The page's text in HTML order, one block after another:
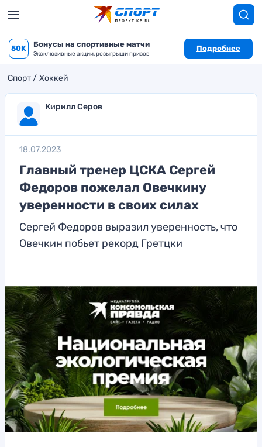
50K Бонусы на спортивные матчи
Эксклюзивные акции, розыгрыши призов
Подробнее
Спорт Хоккей
Кирилл Серов
18.07.2023
Главный тренер ЦСКА Сергей
Федоров пожелал Овечкину
уверенности в своих силах
Сергей Федоров выразил уверенность, что
Овечкин побьет рекорд Гретцки